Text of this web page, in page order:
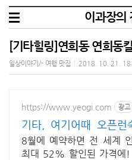
이과장의
[기타힐링]연희동 연희동
일상이야기/- 여행 맛집 2018. 10. 21.
https://www.yeogi.com 광고
기타, 여기어때 오픈런
81% 할인
8월에 예약하면 전 세계
최대 52% 할인된 가격에!